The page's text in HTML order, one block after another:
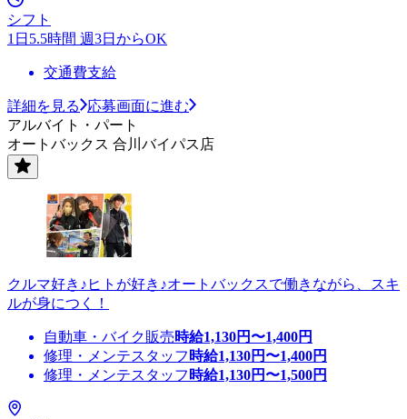
シフト
1日5.5時間 週3日からOK
交通費支給
詳細を見る
応募画面に進む
アルバイト・パート
オートバックス 合川バイパス店
クルマ好き♪ヒトが好き♪オートバックスで働きながら、スキ
ルが身につく！
自動車・バイク販売時給1,130円〜1,400円
修理・メンテスタッフ 時給1,130円〜1,400円
修理・メンテスタッフ 時給1,130円〜1,500円